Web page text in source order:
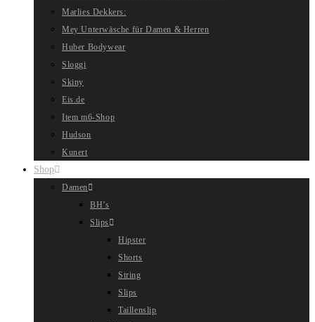
Marlies Dekkers:
Mey Unterwäsche für Damen & Herren
Huber Bodywear
Sloggi
Skiny
Eis.de
Item m6-Shop
Hudson
Kunert
Shop
Damen
BH’s
Slips
Hipster
Shorts
String
Slips
Taillenslip